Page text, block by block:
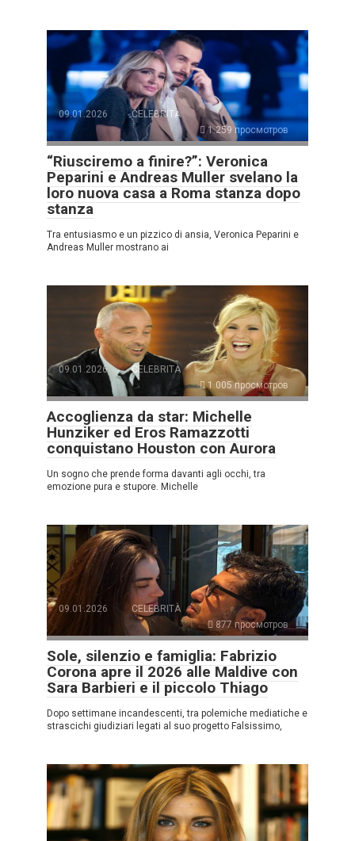
09.01.2026
CELEBRITÀ
1.259 просмотров
“Riusciremo a finire?”: Veronica
Peparini e Andreas Muller svelano la
loro nuova casa a Roma stanza dopo
stanza
Tra entusiasmo e un pizzico di ansia, Veronica Peparini e
Andreas Muller mostrano ai
09.01.2026
CELEBRITÀ
1.005 просмотров
Accoglienza da star: Michelle
Hunziker ed Eros Ramazzotti
conquistano Houston con Aurora
Un sogno che prende forma davanti agli occhi, tra
emozione pura e stupore. Michelle
09.01.2026
CELEBRITÀ
877 просмотров
Sole, silenzio e famiglia: Fabrizio
Corona apre il 2026 alle Maldive con
Sara Barbieri e il piccolo Thiago
Dopo settimane incandescenti, tra polemiche mediatiche e
strascichi giudiziari legati al suo progetto Falsissimo,